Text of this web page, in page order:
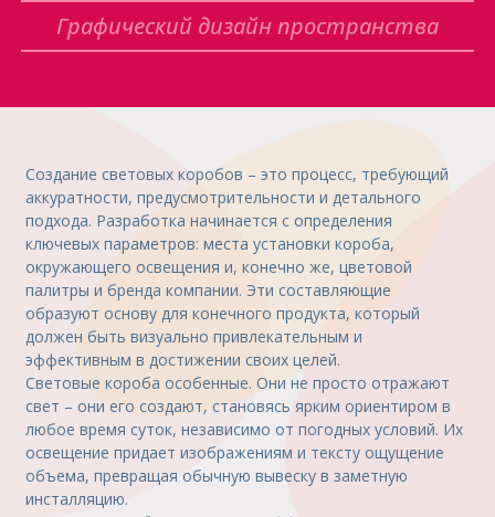
Графический дизайн пространства
Создание световых коробов – это процесс, требующий
аккуратности, предусмотрительности и детального
подхода. Разработка начинается с определения
ключевых параметров: места установки короба,
окружающего освещения и, конечно же, цветовой
палитры и бренда компании. Эти составляющие
образуют основу для конечного продукта, который
должен быть визуально привлекательным и
эффективным в достижении своих целей.
Световые короба особенные. Они не просто отражают
свет – они его создают, становясь ярким ориентиром в
любое время суток, независимо от погодных условий. Их
освещение придает изображениям и тексту ощущение
объема, превращая обычную вывеску в заметную
инсталляцию.